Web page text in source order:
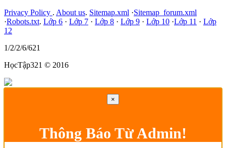
Privacy Policy . About us. Sitemap.xml ·Sitemap_forum.xml
·Robots.txt. Lớp 6 · Lớp 7 · Lớp 8 · Lớp 9 · Lớp 10 ·Lớp 11 · Lớp
12
1/2/2/6/621
HọcTập321 © 2016
×
Thông Báo Từ Admin!